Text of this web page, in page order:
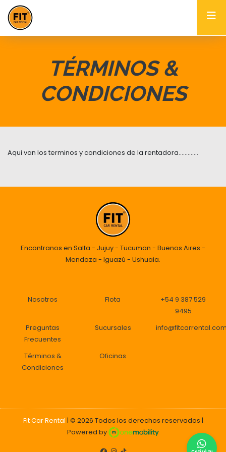
TÉRMINOS &
CONDICIONES
Aqui van los terminos y condiciones de la rentadora.............
Encontranos en Salta - Jujuy - Tucuman - Buenos Aires -
Mendoza - Iguazú - Ushuaia.
Nosotros Flota
+54 9 387 529
9495
Preguntas
Frecuentes
Sucursales
Términos &
Condiciones
Oficinas
Fit Car Rental | © 2026 Todos los derechos reservados |
Powered by